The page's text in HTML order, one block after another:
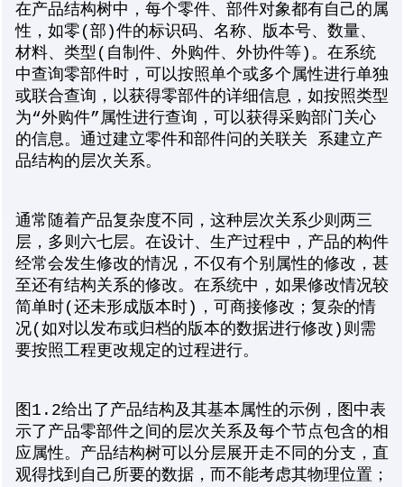
在产品结构树中，每个零件、部件对象都有自己的属
性，如零(部)件的标识码、名称、版本号、数量、
材料、类型(自制件、外购件、外协件等)。在系统
中查询零部件时，可以按照单个或多个属性进行单独
或联合查询，以获得零部件的详细信息，如按照类型
为“外购件”属性进行查询，可以获得采购部门关心
的信息。通过建立零件和部件问的关联关 系建立产
品结构的层次关系。
通常随着产品复杂度不同，这种层次关系少则两三
层，多则六七层。在设计、生产过程中，产品的构件
经常会发生修改的情况，不仅有个别属性的修改，甚
至还有结构关系的修改。在系统中，如果修改情况较
简单时(还未形成版本时)，可商接修改；复杂的情
况(如对以发布或归档的版本的数据进行修改)则需
要按照工程更改规定的过程进行。
图1.2给出了产品结构及其基本属性的示例，图中表
示了产品零部件之间的层次关系及每个节点包含的相
应属性。产品结构树可以分层展开走不同的分支，直
观得找到自己所要的数据，而不能考虑其物理位置；